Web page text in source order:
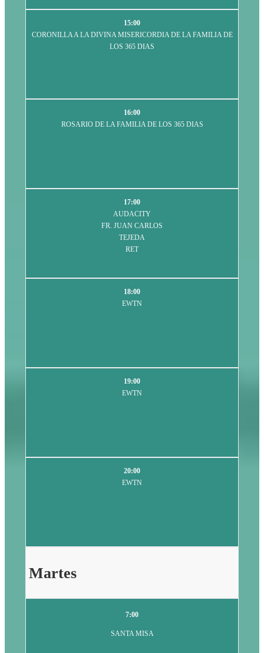
15:00
CORONILLA A LA DIVINA MISERICORDIA DE LA FAMILIA DE
LOS 365 DIAS
16:00
ROSARIO DE LA FAMILIA DE LOS 365 DIAS
17:00
AUDACITY
FR. JUAN CARLOS
TEJEDA
RET
18:00
EWTN
19:00
EWTN
20:00
EWTN
Martes
7:00
SANTA MISA